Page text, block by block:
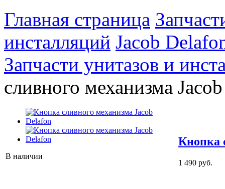
Главная страница
инсталляций Jacob
Запчасти унитазов и
сливного механизма
В наличии
Кнопка
1 490 руб.